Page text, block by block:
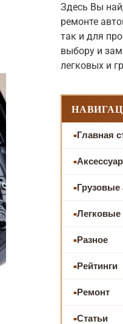
Здесь Вы
ремонте
так и для
выбору и
легковых и
Главная
Грузовые
Легковые
Разное
Рейтинги
Ремонт
Статьи